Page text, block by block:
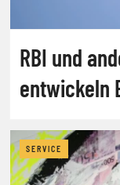
RBI und
entwickeln
SERVICE